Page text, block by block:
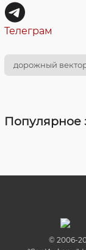
Телеграм
дорожный
Популярное
© 2006-